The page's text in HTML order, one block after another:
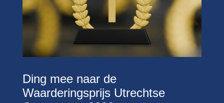
Ding mee naar de
Waarderingsprijs Utrechtse